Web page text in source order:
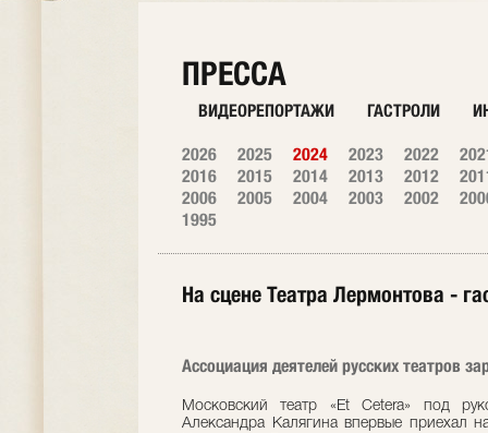
ПРЕССА
ВИДЕОРЕПОРТАЖИ ГАСТРОЛИ
2026 2025 2024 2023 2022
2016
2015 2014 2013 2012
2006
2005 2004 2003 2002
1995
На сцене Театра Лермонтова -
Ассоциация деятелей русских театров
Московский театр «Et Cetera» под
Александра Калягина впервые приехал